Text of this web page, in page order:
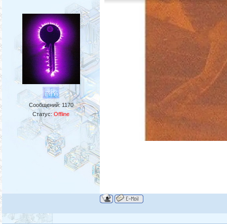
Сообщений: 1170
Статус:Offline